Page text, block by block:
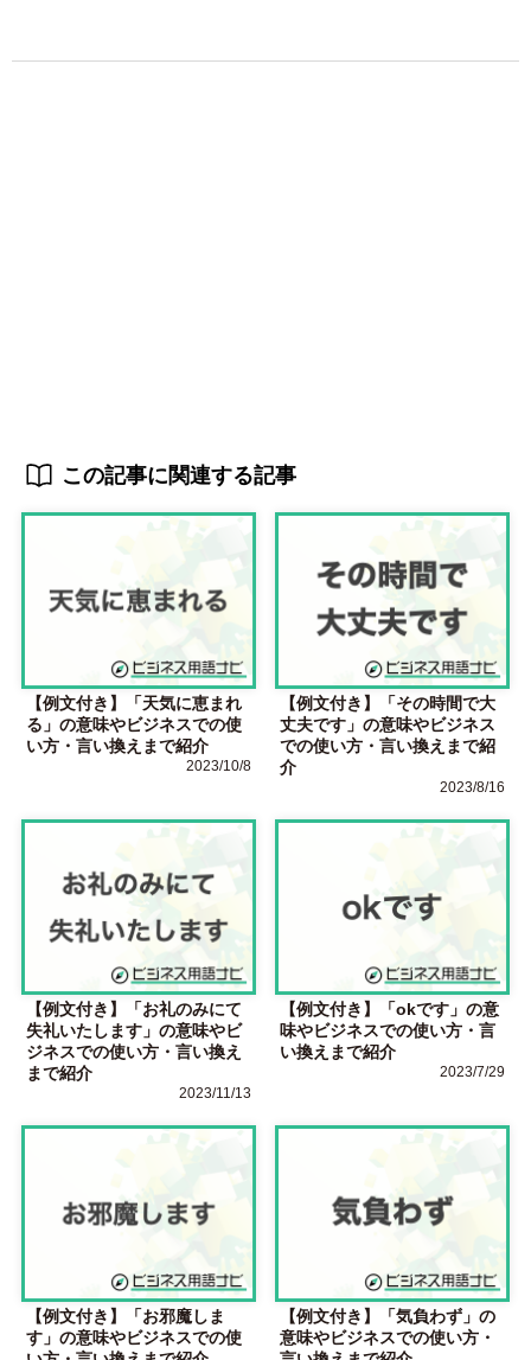
この記事に関連する記事
【例文付き】「天気に恵まれ
る」の意味やビジネスでの使
い方・言い換えまで紹介
2023/10/8
【例文付き】「その時間で大
丈夫です」の意味やビジネス
での使い方・言い換えまで紹
介
2023/8/16
【例文付き】「お礼のみにて
失礼いたします」の意味やビ
ジネスでの使い方・言い換え
まで紹介
2023/11/13
【例文付き】「okです」の意
味やビジネスでの使い方・言
い換えまで紹介
2023/7/29
【例文付き】「お邪魔しま
す」の意味やビジネスでの使
【例文付き】「気負わず」の
意味やビジネスでの使い方・